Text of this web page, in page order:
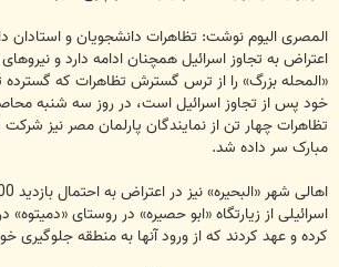
المصری الیوم نوشت: تظاهرات دانشجویان و استادان
اعتراض به تجاوز اسرائیل همچنان ادامه دارد و
«المحله بزرگ» را از ترس گسترش تظاهرات که گسترده
خود پس از تجاوز اسرائیل است، در روز سه شنبه
تظاهرات چهار تن از نمایندگان پارلمان مصر نیز
مبارک سر داده شد.
اسرائیلی از زیارتگاه «ابو حصیره» در روستای
کرده و عهد کردند که از ورود آنها به منطقه جلوگیری